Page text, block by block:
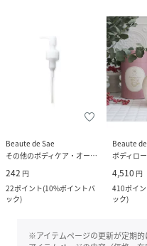
Beaute de Sae
その他のボディケア・オーラルケア
242 円
22ポイント(10%ポイントバ
ック)
Beaute
ボディロ
4,510 円
410ポイ
ック)
※アイテムページの更新が定期